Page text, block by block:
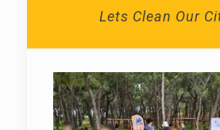
Lets Clean Our